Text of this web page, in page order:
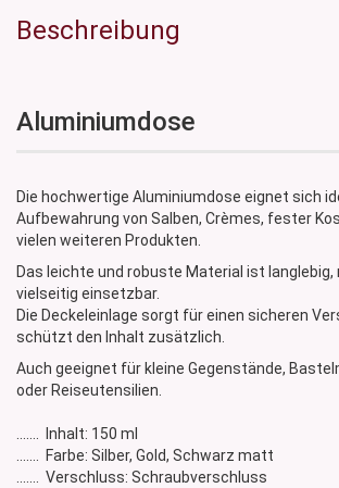
Beschreibung
Aluminiumdose
Die hochwertige Aluminiumdose eignet sich
Aufbewahrung von Salben, Crèmes, fester
vielen weiteren Produkten.
Das leichte und robuste Material ist langlebig,
vielseitig einsetzbar.
Die Deckeleinlage sorgt für einen sicheren
schützt den Inhalt zusätzlich.
Auch geeignet für kleine Gegenstände,
oder Reiseutensilien.
....... Inhalt: 150 ml
....... Farbe: Silber, Gold, Schwarz matt
....... Verschluss: Schraubverschluss